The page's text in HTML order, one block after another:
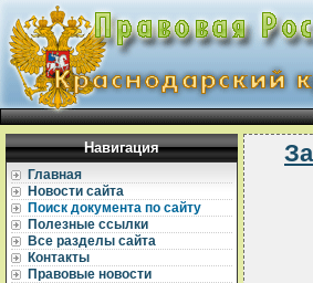
Навигация
Главная
Новости сайта
Поиск документа по сайту
Полезные ссылки
Все разделы сайта
Контакты
Правовые новости